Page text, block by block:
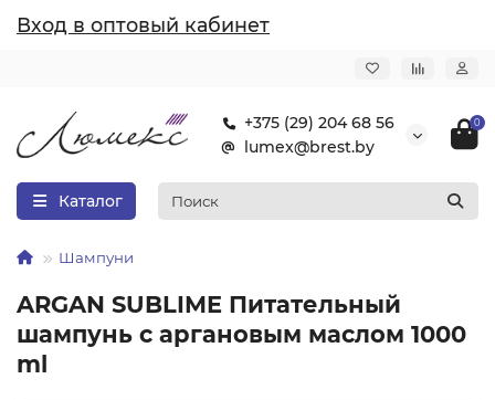
Вход в оптовый кабинет
+375 (29) 204 68 56
lumex@brest.by
0
Каталог
Шампуни
ARGAN SUBLIME Питательный
шампунь с аргановым маслом 1000
ml